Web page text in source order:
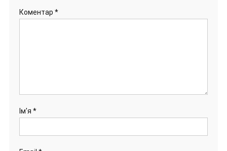
Коментар *
Ім'я *